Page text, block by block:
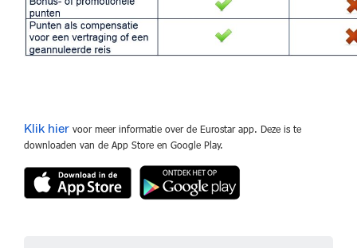
Klik hier voor meer informatie over de Eurostar app. Deze is te
downloaden van de App Store en Google Play.